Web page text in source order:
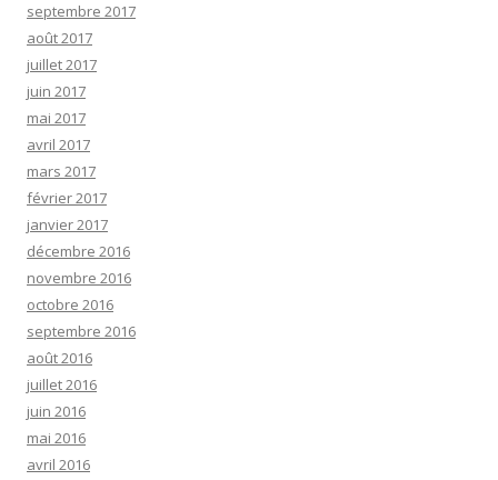
septembre 2017
août 2017
juillet 2017
juin 2017
mai 2017
avril 2017
mars 2017
février 2017
janvier 2017
décembre 2016
novembre 2016
octobre 2016
septembre 2016
août 2016
juillet 2016
juin 2016
mai 2016
avril 2016